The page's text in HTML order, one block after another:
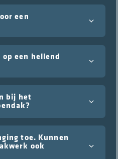
een
op een hellend
bij het
toe. Kunnen
ook